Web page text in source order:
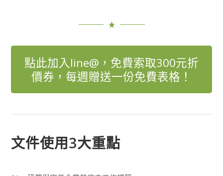
點此加入line@，免費索取300元折
價券，每週贈送一份免費表格！
文件使用3大重點